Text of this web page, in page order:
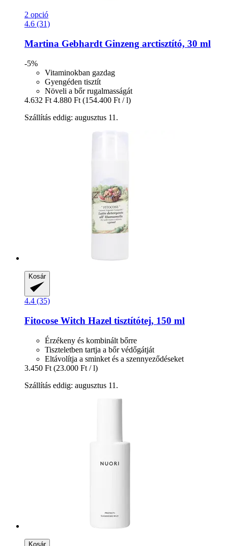
2 opció
4.6 (31)
Martina Gebhardt Ginzeng arctisztító, 30 ml
-5%
Vitaminokban gazdag
Gyengéden tisztít
Növeli a bőr rugalmasságát
4.632 Ft 4.880 Ft (154.400 Ft / l)
Szállítás eddig: augusztus 11.
Kosár
4.4 (35)
Fitocose Witch Hazel tisztítótej, 150 ml
Érzékeny és kombinált bőrre
Tiszteletben tartja a bőr védőgátját
Eltávolítja a sminket és a szennyeződéseket
3.450 Ft (23.000 Ft / l)
Szállítás eddig: augusztus 11.
Kosár